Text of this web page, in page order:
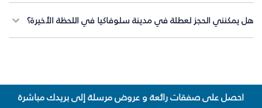
هل يمكنني الحجز لعطلة في مدينة سلوفاكيا في اللحظة الأخيرة؟
احصل على صفقات رائعة و عروض مرسلة إلى بريدك مباشرة